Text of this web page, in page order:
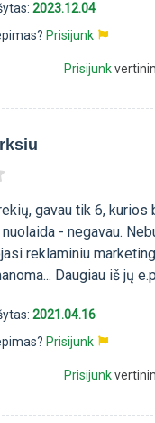
2023.12.04
Prisijunk
Prisijunk
gavau tik 6,
- negavau.
reklaminiu
Daugiau iš jų
2021.04.16
Prisijunk
Prisijunk